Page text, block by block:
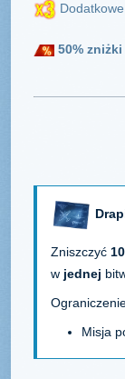
50% zniżki
Zniszczyć
w jednej
Misja